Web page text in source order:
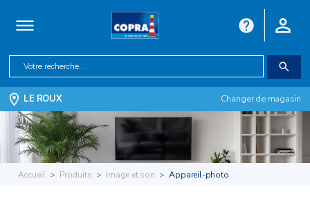
LE ROUX Changer de magasin
Accueil Produits Image et son Appareil-photo